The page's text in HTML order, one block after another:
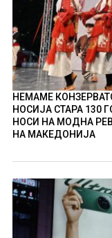
НЕМАМЕ
НОСИЈА СТАРА 130
НОСИ НА МОДНА
НА МАКЕДОНИЈА